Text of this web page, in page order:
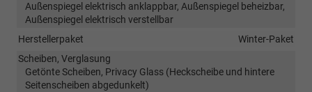
Außenspiegel elektrisch anklappbar, Außenspiegel beheizbar,
Außenspiegel elektrisch verstellbar
Herstellerpaket
Winter-Paket
Scheiben, Verglasung
Getönte Scheiben, Privacy Glass (Heckscheibe und hintere
Seitenscheiben abgedunkelt)